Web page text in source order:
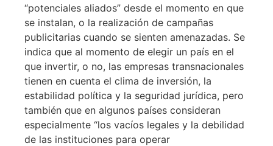
“potenciales aliados” desde el momento en que
se instalan, o la realización de campañas
publicitarias cuando se sienten amenazadas. Se
indica que al momento de elegir un país en el
que invertir, o no, las empresas transnacionales
tienen en cuenta el clima de inversión, la
estabilidad política y la seguridad jurídica, pero
también que en algunos países consideran
especialmente “los vacíos legales y la debilidad
de las instituciones para operar